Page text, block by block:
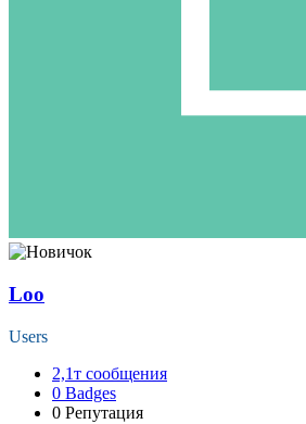
Loo
Users
2,1т сообщения
0 Badges
0 Репутация